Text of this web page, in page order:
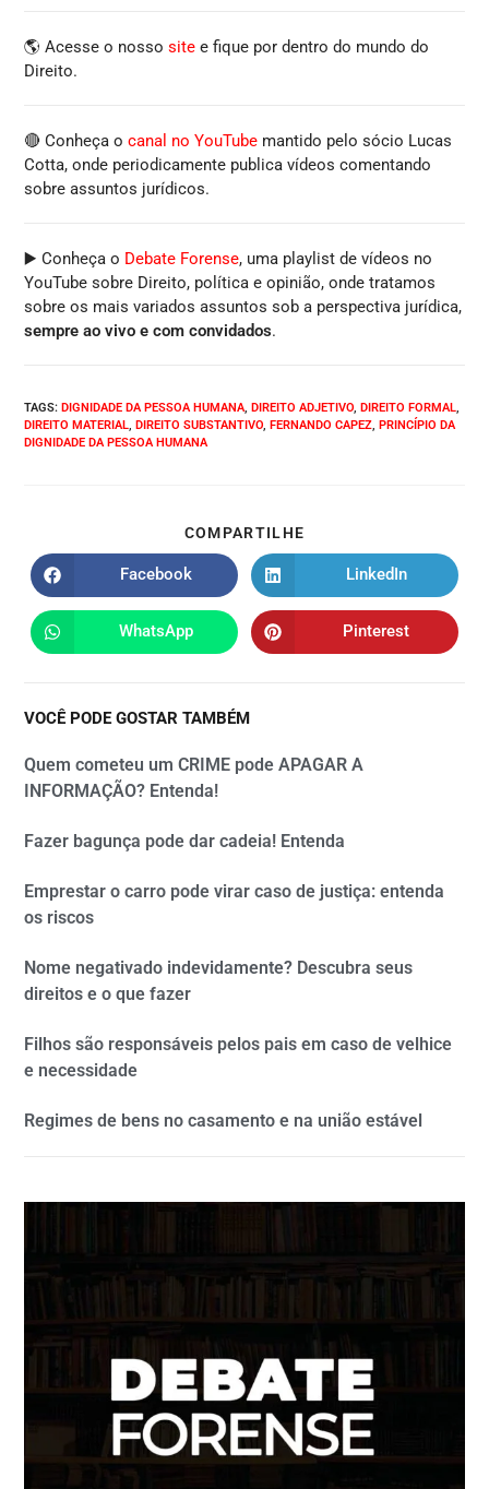
🌎 Acesse o nossosite e fique por dentro do mundo do
Direito.
🔴 Conheça ocanal no YouTube mantido pelo sócio Lucas
Cotta, onde periodicamente publica vídeos comentando
sobre assuntos jurídicos.
▶️ Conheça o Debate Forense, uma playlist de vídeos no
YouTube sobre Direito, política e opinião, onde tratamos
sobre os mais variados assuntos sob a perspectiva jurídica,
sempre ao vivo e com convidados.
TAGS:DIGNIDADE DA PESSOA HUMANA, DIREITO ADJETIVO, DIREITO FORMAL,
DIREITO MATERIAL, DIREITO SUBSTANTIVO, FERNANDO CAPEZ, PRINCÍPIO DA
DIGNIDADE DA PESSOA HUMANA
COMPARTILHE
Facebook LinkedIn
WhatsApp Pinterest
VOCÊ PODE GOSTAR TAMBÉM
Quem cometeu um CRIME pode APAGAR A
INFORMAÇÃO? Entenda!
Fazer bagunça pode dar cadeia! Entenda
Emprestar o carro pode virar caso de justiça: entenda
os riscos
Nome negativado indevidamente? Descubra seus
direitos e o que fazer
Filhos são responsáveis pelos pais em caso de velhice
e necessidade
Regimes de bens no casamento e na união estável